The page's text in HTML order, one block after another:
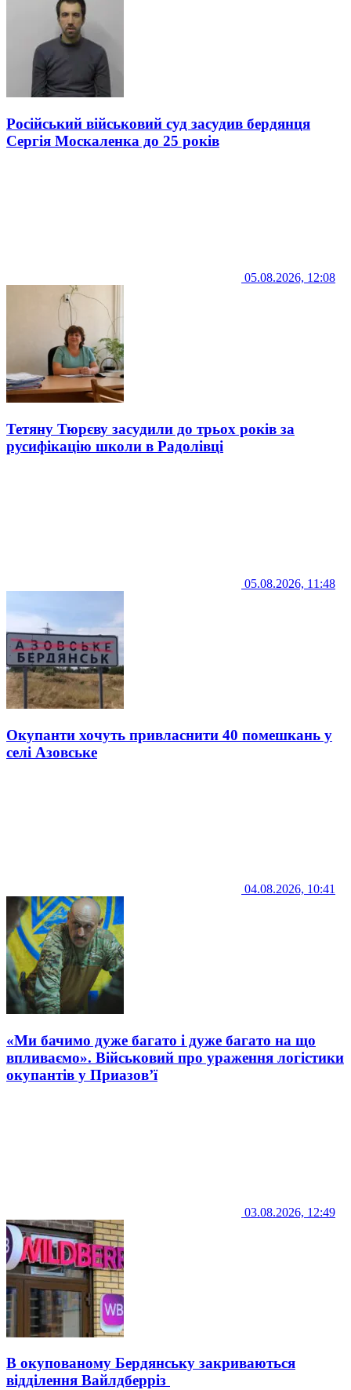
Російський військовий суд засудив бердянця
Сергія Москаленка до 25 років
05.08.2026, 12:08
Тетяну Тюрєву засудили до трьох років за
русифікацію школи в Радолівці
05.08.2026, 11:48
Окупанти хочуть привласнити 40 помешкань у
селі Азовське
04.08.2026, 10:41
«Ми бачимо дуже багато і дуже багато на що
впливаємо». Військовий про ураження логістики
окупантів у Приазов’ї
03.08.2026, 12:49
В окупованому Бердянську закриваються
відділення Вайлдберріз